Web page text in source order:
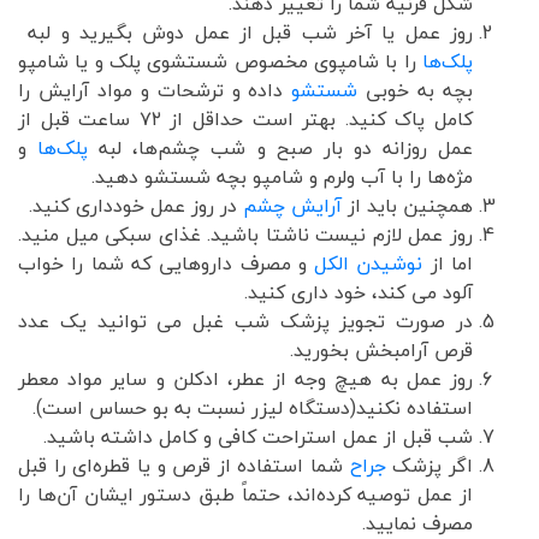
روز عمل یا آخر شب قبل از عمل دوش بگیرید و لبه
پلک‌ها را با شامپوی مخصوص شستشوی پلک و یا شامپو
بچه به خوبی شستشو داده و ترشحات و مواد آرایش را
کامل پاک کنید. بهتر است حداقل از ۷۲ ساعت قبل از
عمل روزانه دو بار صبح و شب چشم‌ها، لبهپلک‌ها و
مژه‌ها را با آب ولرم و شامپو بچه شستشو دهید.
همچنین باید ازآرایش چشم در روز عمل خودداری کنید.
روز عمل لازم نیست ناشتا باشید. غذای سبکی میل منید.
اما از نوشیدن الکلو مصرف داروهایی که شما را خواب
آلود می کند، خود داری کنید.
در صورت تجویز پزشک شب غبل می توانید یک عدد
قرص آرامبخش بخورید.
روز عمل به هيچ وجه از عطر، ادکلن و ساير مواد معطر
استفاده نکنيد(دستگاه ليزر نسبت به بو حساس است).
شب قبل از عمل استراحت کافی و کامل داشته باشید.
اگر پزشکجراح شما استفاده از قرص و یا قطره‌ای را قبل
از عمل توصیه کرده‌اند، حتماً طبق دستور ایشان آن‌ها را
مصرف نمایید.